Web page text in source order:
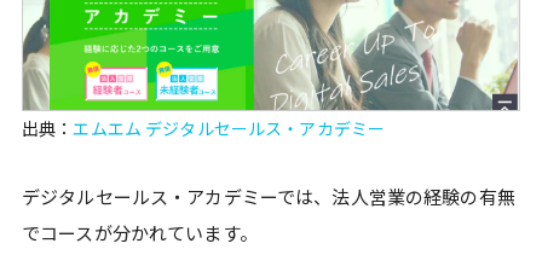
出典：エムエム デジタルセールス・アカデミー
デジタルセールス・アカデミーでは、法人営業の経験の有無
でコースが分かれています。